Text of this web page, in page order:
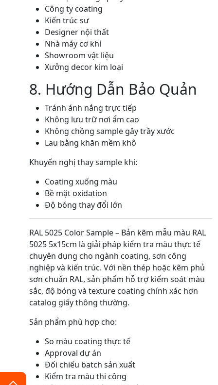
Công ty coating
Kiến trúc sư
Designer nội thất
Nhà máy cơ khí
Showroom vật liệu
Xưởng decor kim loại
8. Hướng Dẫn Bảo Quản
Tránh ánh nắng trực tiếp
Không lưu trữ nơi ẩm cao
Không chồng sample gây trầy xước
Lau bằng khăn mềm khô
Khuyến nghị thay sample khi:
Coating xuống màu
Bề mặt oxidation
Độ bóng thay đổi lớn
RAL 5025 Color Sample – Bản kẽm mẫu màu RAL
5025 5x15cm là giải pháp kiểm tra màu thực tế
chuyên dụng cho ngành coating, sơn công
nghiệp và kiến trúc. Với nền thép hoặc kẽm phủ
sơn chuẩn RAL, sản phẩm hỗ trợ kiểm soát màu
sắc, độ bóng và texture coating chính xác hơn
catalog giấy thông thường.
Sản phẩm phù hợp cho:
So màu coating thực tế
Approval dự án
Đối chiếu batch sản xuất
Kiểm tra màu thi công